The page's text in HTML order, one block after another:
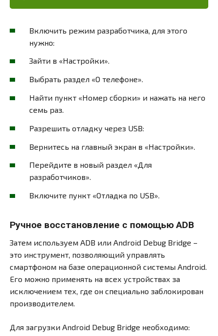
Включить режим разработчика, для этого
нужно:
Зайти в «Настройки».
Выбрать раздел «О телефоне».
Найти пункт «Номер сборки» и нажать на него
семь раз.
Разрешить отладку через USB:
Вернитесь на главный экран в «Настройки».
Перейдите в новый раздел «Для
разработчиков».
Включите пункт «Отладка по USB».
Ручное восстановление с помощью ADB
Затем используем ADB или Android Debug Bridge –
это инструмент, позволяющий управлять
смартфоном на базе операционной системы Android.
Его можно применять на всех устройствах за
исключением тех, где он специально заблокирован
производителем.
Для загрузки Android Debug Bridge необходимо: